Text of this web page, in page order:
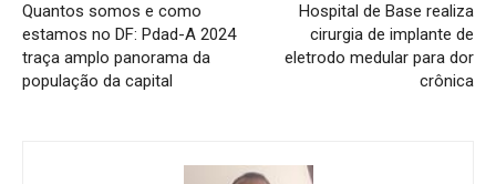
Quantos somos e como
estamos no DF: Pdad-A 2024
traça amplo panorama da
população da capital
Hospital de Base realiza
cirurgia de implante de
eletrodo medular para dor
crônica